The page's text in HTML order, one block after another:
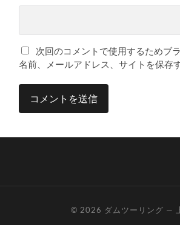
次回のコメントで使用するためブ
名前、メールアドレス、サイトを保存す
© 2026 ダムツーリング —